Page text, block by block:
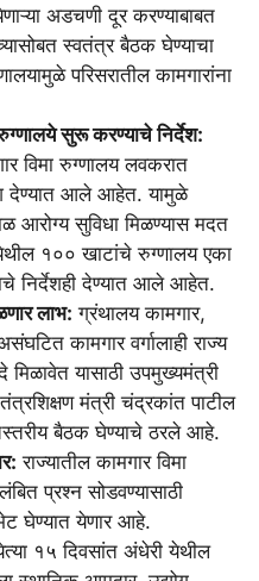
अडचणी दूर करण्याबाबत
स्वतंत्र बैठक घेण्याचा
परिसरातील कामगारांना
सुरू करण्याचे निर्देश:
विमा रुग्णालय लवकरात
आले आहेत. यामुळे
आरोग्य सुविधा मिळण्यास मदत
१०० खाटांचे रुग्णालय एका
निर्देशही देण्यात आले आहेत.
लाभ: ग्रंथालय कामगार,
कामगार वर्गालाही राज्य
मिळावेत यासाठी उपमुख्यमंत्री
मंत्री चंद्रकांत पाटील
बैठक घेण्याचे ठरले आहे.
राज्यातील कामगार विमा
प्रश्न सोडवण्यासाठी
घेण्यात येणार आहे.
१५ दिवसांत अंधेरी येथील